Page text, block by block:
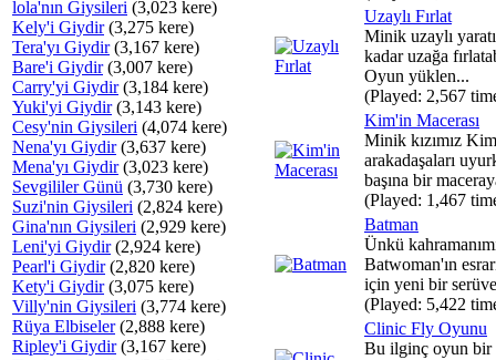
lola'nın Giysileri (3,023 kere)
Kely'i Giydir(3,275 kere)
Tera'yı Giydir(3,167 kere)
Bare'i Giydir(3,007 kere)
Carry'yi Giydir(3,184 kere)
Yuki'yi Giydir(3,143 kere)
Cesy'nin Giysileri (4,074 kere)
Nena'yı Giydir(3,637 kere)
Mena'yı Giydir(3,023 kere)
Sevgililer Günü (3,730 kere)
Suzi'nin Giysileri (2,824 kere)
Gina'nın Giysileri (2,929 kere)
Leni'yi Giydir(2,924 kere)
Pearl'i Giydir(2,820 kere)
Kety'i Giydir(3,075 kere)
Villy'nin Giysileri (3,774 kere)
Rüya Elbiseler(2,888 kere)
Ripley'i Giydir(3,167 kere)
Uzaylı Fırlat
Minik uzaylı
kadar uzağa
Oyun yüklen...
(Played: 2,567
Kim'in Macerası
Minik kızımız
arakadaşaları
başına bir
(Played: 1,467
Batman
Ünkü
Batwoman'ın
için yeni bir
(Played: 5,422
Clinic Fly Oyunu
Bu ilginç oyun bir